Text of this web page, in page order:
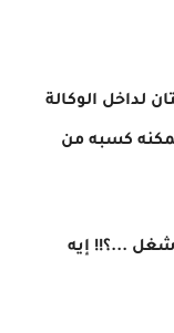
لداخل الوكالة
كسبه من
شغل ...؟!! إيه